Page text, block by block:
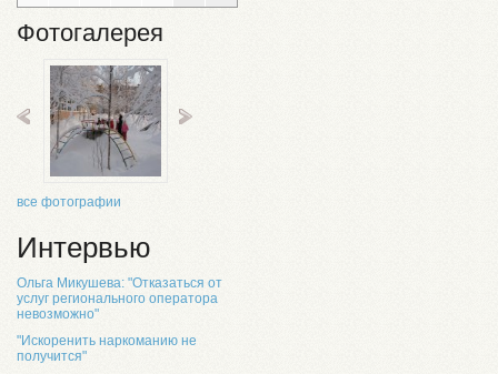
Фотогалерея
все фотографии
Интервью
Ольга Микушева: "Отказаться от
услуг регионального оператора
невозможно"
"Искоренить наркоманию не
получится"